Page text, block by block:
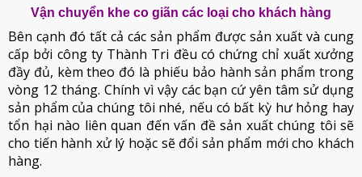
Vận chuyển khe co giãn các loại cho khách hàng
Bên cạnh đó tất cả các sản phẩm được sản xuất và cung
cấp bởi công ty Thành Tri đều có chứng chỉ xuất xưởng
đầy đủ, kèm theo đó là phiếu bảo hành sản phẩm trong
vòng 12 tháng. Chính vì vậy các bạn cứ yên tâm sử dụng
sản phẩm của chúng tôi nhé, nếu có bất kỳ hư hỏng hay
tổn hại nào liên quan đến vấn đề sản xuất chúng tôi sẽ
cho tiến hành xử lý hoặc sẽ đổi sản phẩm mới cho khách
hàng.